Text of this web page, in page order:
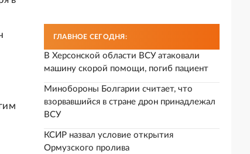
ГЛАВНОЕ СЕГОДНЯ:
В Херсонской области ВСУ атаковали
машину скорой помощи, погиб пациент
Минобороны Болгарии считает, что
взорвавшийся в стране дрон принадлежал
ВСУ
КСИР назвал условие открытия
Ормузского пролива